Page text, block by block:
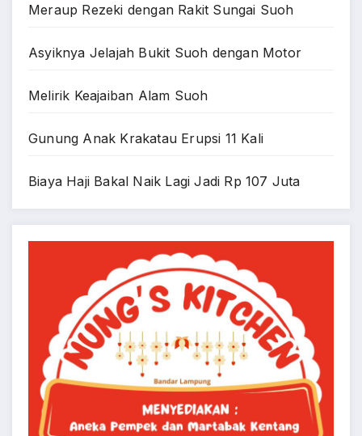
Meraup Rezeki dengan Rakit Sungai Suoh
Asyiknya Jelajah Bukit Suoh dengan Motor
Melirik Keajaiban Alam Suoh
Gunung Anak Krakatau Erupsi 11 Kali
Biaya Haji Bakal Naik Lagi Jadi Rp 107 Juta